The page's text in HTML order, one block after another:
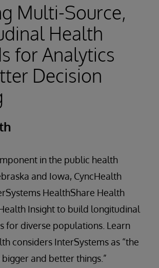
Multi-Source,
Health
for Analytics
Decision
in the public health
and Iowa, CyncHealth
HealthShare Health
Insight to build longitudinal
for diverse populations. Learn
considers InterSystems as “the
and better things.”